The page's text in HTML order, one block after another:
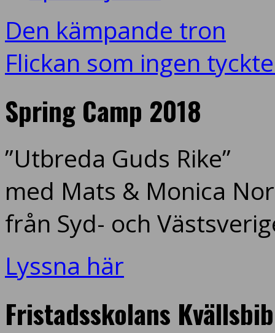
Den kämpande tron
Flickan som ingen
Spring Camp 2018
”Utbreda Guds Rike”
med Mats & Monica
från Syd- och
Lyssna här
Fristadsskolans